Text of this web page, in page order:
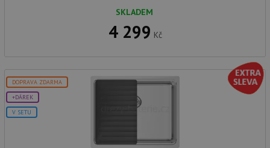
SKLADEM
4 299 Kč
DOPRAVA ZDARMA
+DÁREK
V SETU